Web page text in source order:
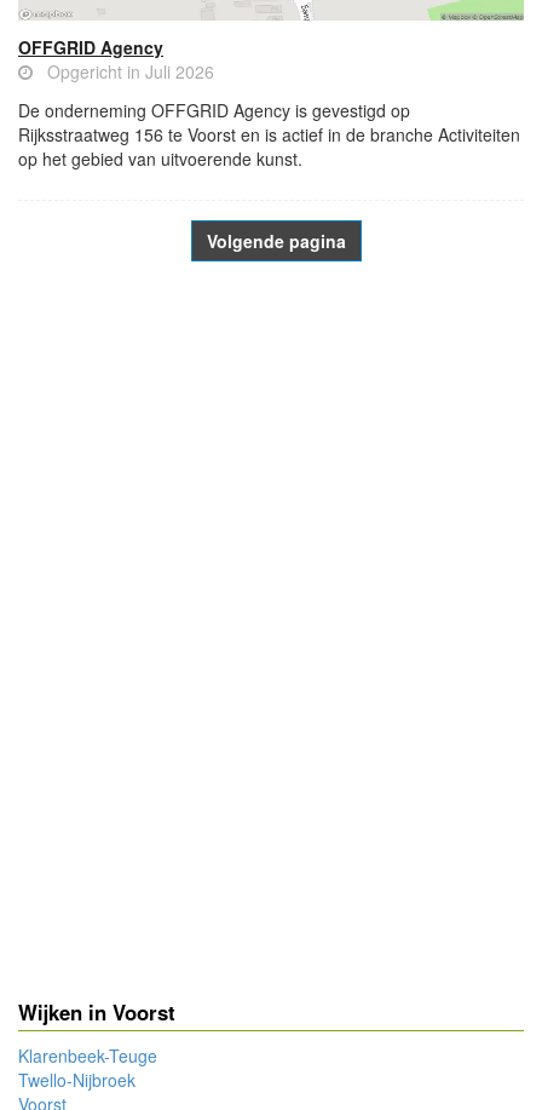
OFFGRID Agency
Opgericht in Juli 2026
De onderneming OFFGRID Agency is gevestigd op
Rijksstraatweg 156 te Voorst en is actief in de branche Activiteiten
op het gebied van uitvoerende kunst.
Volgende pagina
Wijken in Voorst
Klarenbeek-Teuge
Twello-Nijbroek
Voorst